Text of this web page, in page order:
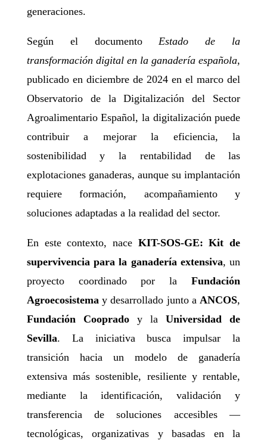
generaciones.
Según el documentoEstado de la
transformación digital en la ganadería española,
publicado en diciembre de 2024 en el marco del
Observatorio de la Digitalización del Sector
Agroalimentario Español, la digitalización puede
contribuir a mejorar la eficiencia, la
sostenibilidad y la rentabilidad de las
explotaciones ganaderas, aunque su implantación
requiere formación, acompañamiento y
soluciones adaptadas a la realidad del sector.
En este contexto, nace KIT-SOS-GE: Kit de
supervivencia para la ganadería extensiva, un
proyecto coordinado por laFundación
Agroecosistemay desarrollado junto aANCOS,
Fundación Coopradoy laUniversidad de
Sevilla. La iniciativa busca impulsar la
transición hacia un modelo de ganadería
extensiva más sostenible, resiliente y rentable,
mediante la identificación, validación y
transferencia de soluciones accesibles —
tecnológicas, organizativas y basadas en la